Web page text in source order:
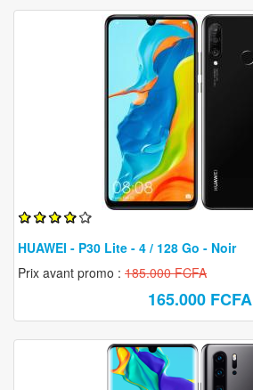
HUAWEI - P30 Lite - 4 / 128 Go - Noir
Prix avant promo : 185.000 FCFA
165.000 FCFA